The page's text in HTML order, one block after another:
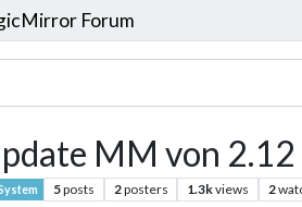
Forum
MM von
5posts 2posters 1.3kviews 2